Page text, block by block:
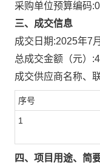
采购单位预算编码:
三、成交信息
成交日期:2025年7
总成交金额（元）:
成交供应商名称、
序号
1
四、项目用途、简